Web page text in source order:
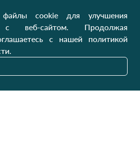
Україна, Луцьк, 43000
Отправить
cookie для улучшения
с веб-сайтом. Продолжая
с нашей политикой